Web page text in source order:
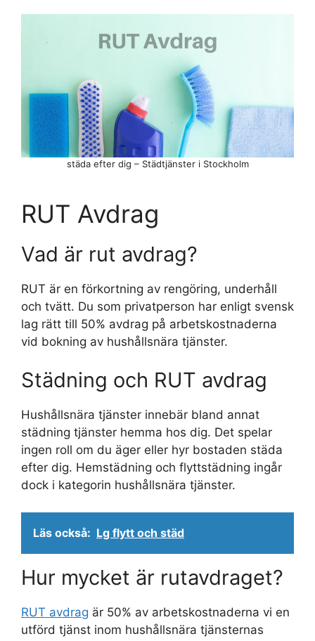
RUT Avdrag
Vad är rut avdrag?
RUT är en förkortning av rengöring, underhåll
och tvätt. Du som privatperson har enligt svensk
lag rätt till 50% avdrag på arbetskostnaderna
vid bokning av hushållsnära tjänster.
Städning och RUT avdrag
Hushållsnära tjänster innebär bland annat
städning tjänster hemma hos dig. Det spelar
ingen roll om du äger eller hyr bostaden städa
efter dig. Hemstädning och flyttstädning ingår
dock i kategorin hushållsnära tjänster.
Läs också: Lg flytt och städ
Hur mycket är rutavdraget?
RUT avdrag är 50% av arbetskostnaderna vi en
utförd tjänst inom hushållsnära tjänsternas
städa efter dig – Städtjänster i Stockholm